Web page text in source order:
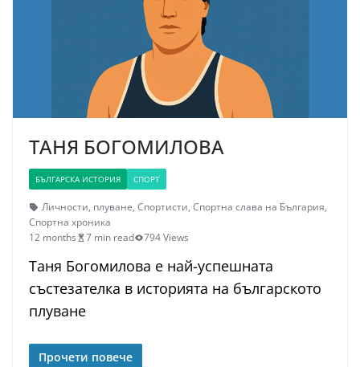
ТАНЯ БОГОМИЛОВА
БЪЛГАРСКА ИСТОРИЯ СПОРТ
Личности, плуване, Спортисти, Спортна слава на България,
Спортна хроника
12 months
7 min read 794 Views
Таня Богомилова е най-успешната
състезателка в историята на българското
плуване
Прочети повече